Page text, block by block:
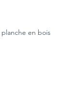
en bois